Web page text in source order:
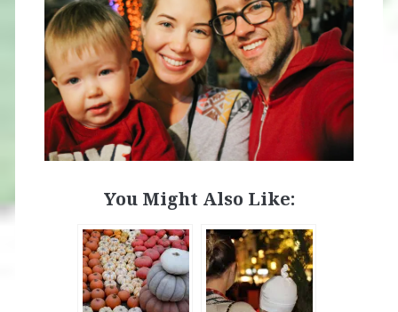
You Might Also Like: